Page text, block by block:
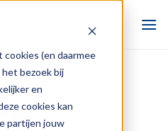
(en daarmee
bezoek bij
en
cookies kan
partijen jouw